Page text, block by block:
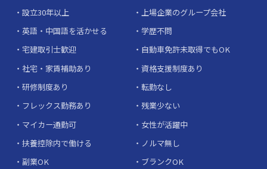
設立30年以上
上場企業のグループ会社
英語・中国語を活かせる
学歴不問
宅建取引士歓迎
自動車免許未取得でもOK
社宅・家賃補助あり
資格支援制度あり
研修制度あり
転勤なし
フレックス勤務あり
残業少ない
マイカー通勤可
女性が活躍中
扶養控除内で働ける
ノルマ無し
副業OK
ブランクOK